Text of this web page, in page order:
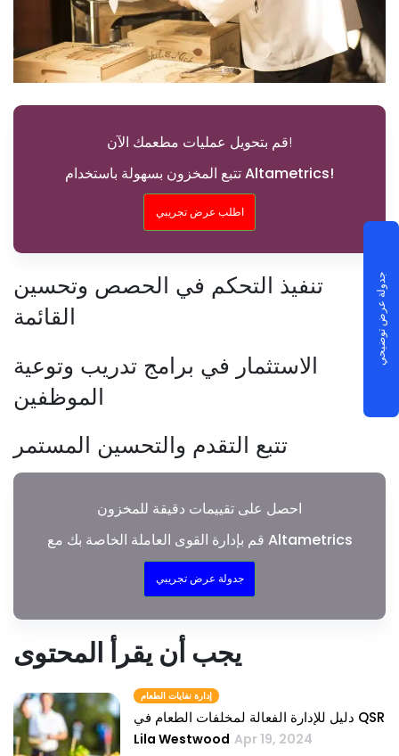
قم بتحويل عمليات مطعمك الآن!
تتبع المخزون بسهولة باستخدام Altametrics!
اطلب عرض تجريبي
تنفيذ التحكم في الحصص وتحسين
القائمة
الاستثمار في برامج تدريب وتوعية
الموظفين
تتبع التقدم والتحسين المستمر
احصل على تقييمات دقيقة للمخزون
قم بإدارة القوى العاملة الخاصة بك مع Altametrics
جدولة عرض تجريبي
يجب أن يقرأ المحتوى
إدارة نفايات الطعام
دليل للإدارة الفعالة لمخلفات الطعام في QSR
Lila Westwood Apr 19, 2024
جدولة عرض توضيحي